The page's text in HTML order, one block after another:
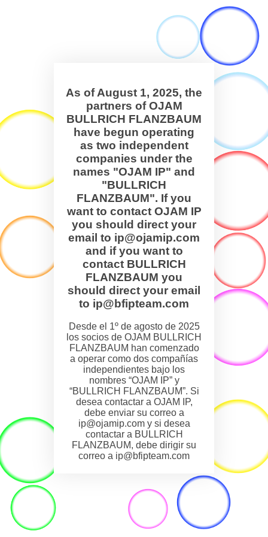
As of August 1, 2025, the
partners of OJAM
BULLRICH FLANZBAUM
have begun operating
as two independent
companies under the
names "OJAM IP" and
"BULLRICH
FLANZBAUM". If you
want to contact OJAM IP
you should direct your
email to ip@ojamip.com
and if you want to
contact BULLRICH
FLANZBAUM you
should direct your email
to ip@bfipteam.com
Desde el 1º de agosto de 2025
los socios de OJAM BULLRICH
FLANZBAUM han comenzado
a operar como dos compañías
independientes bajo los
nombres “OJAM IP” y
“BULLRICH FLANZBAUM”. Si
desea contactar a OJAM IP,
debe enviar su correo a
ip@ojamip.com y si desea
contactar a BULLRICH
FLANZBAUM, debe dirigir su
correo a ip@bfipteam.com